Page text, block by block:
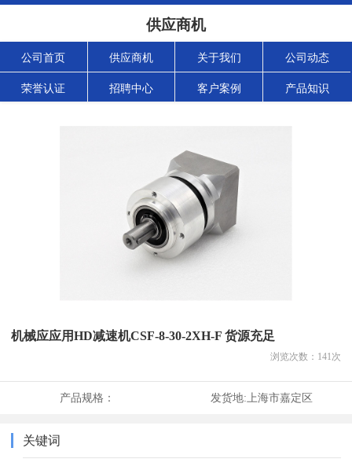
供应商机
公司首页 供应商机 关于我们 公司动态
荣誉认证 招聘中心 客户案例 产品知识
机械应应用HD减速机CSF-8-30-2XH-F 货源充足
浏览次数： 141次
产品规格： 发货地: 上海市嘉定区
关键词